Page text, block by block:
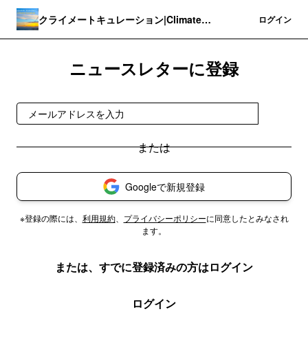
クライメートキュレーション|Climate
ログイン
ニュースレターに登録
Googleで新規登録
※登録の際には、 利用規約、 プライバシーポリシーに同意したとみなされ
ます。
または、すでに登録済みの方はログイン
ログイン